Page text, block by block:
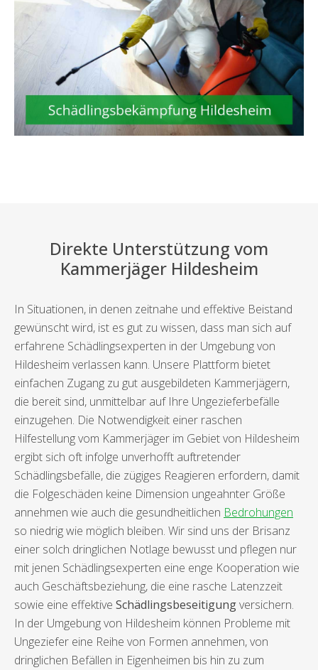
Direkte Unterstützung vom
Kammerjäger Hildesheim
In Situationen, in denen zeitnahe und effektive Beistand
gewünscht wird, ist es gut zu wissen, dass man sich auf
erfahrene Schädlingsexperten in der Umgebung von
Hildesheim verlassen kann. Unsere Plattform bietet
einfachen Zugang zu gut ausgebildeten Kammerjägern,
die bereit sind, unmittelbar auf Ihre Ungezieferbefälle
einzugehen. Die Notwendigkeit einer raschen
Hilfestellung vom Kammerjäger im Gebiet von Hildesheim
ergibt sich oft infolge unverhofft auftretender
Schädlingsbefälle, die zügiges Reagieren erfordern, damit
die Folgeschäden keine Dimension ungeahnter Größe
annehmen wie auch die gesundheitlichen Bedrohungen
so niedrig wie möglich bleiben. Wir sind uns der Brisanz
einer solch dringlichen Notlage bewusst und pflegen nur
mit jenen Schädlingsexperten eine enge Kooperation wie
auch Geschäftsbeziehung, die eine rasche Latenzzeit
sowie eine effektive Schädlingsbeseitigungversichern.
In der Umgebung von Hildesheim können Probleme mit
Ungeziefer eine Reihe von Formen annehmen, von
dringlichen Befällen in Eigenheimen bis hin zu zum